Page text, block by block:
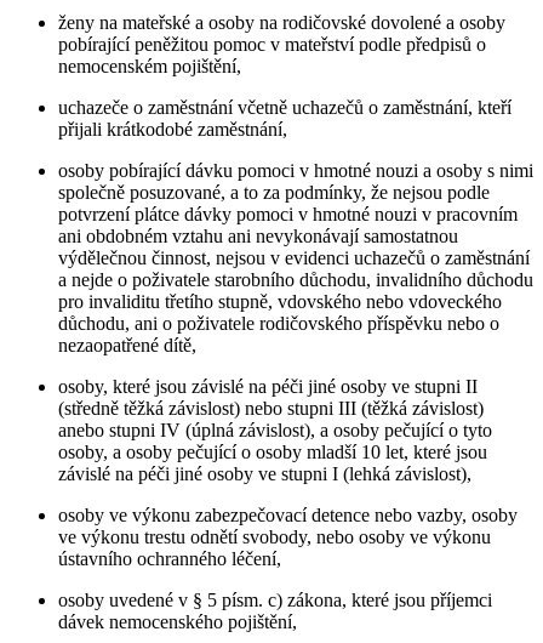
ženy na mateřské a osoby na rodičovské dovolené a osoby
pobírající peněžitou pomoc v mateřství podle předpisů o
nemocenském pojištění,
uchazeče o zaměstnání včetně uchazečů o zaměstnání, kteří
přijali krátkodobé zaměstnání,
osoby pobírající dávku pomoci v hmotné nouzi a osoby s nimi
společně posuzované, a to za podmínky, že nejsou podle
potvrzení plátce dávky pomoci v hmotné nouzi v pracovním
ani obdobném vztahu ani nevykonávají samostatnou
výdělečnou činnost, nejsou v evidenci uchazečů o zaměstnání
a nejde o poživatele starobního důchodu, invalidního důchodu
pro invaliditu třetího stupně, vdovského nebo vdoveckého
důchodu, ani o poživatele rodičovského příspěvku nebo o
nezaopatřené dítě,
osoby, které jsou závislé na péči jiné osoby ve stupni II
(středně těžká závislost) nebo stupni III (těžká závislost)
anebo stupni IV (úplná závislost), a osoby pečující o tyto
osoby, a osoby pečující o osoby mladší 10 let, které jsou
závislé na péči jiné osoby ve stupni I (lehká závislost),
osoby ve výkonu zabezpečovací detence nebo vazby, osoby
ve výkonu trestu odnětí svobody, nebo osoby ve výkonu
ústavního ochranného léčení,
osoby uvedené v § 5 písm. c) zákona, které jsou příjemci
dávek nemocenského pojištění,